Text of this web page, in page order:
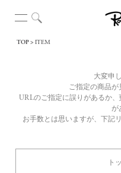
TOP ITEM
大変申
ご指定の商品が
URLのご指定に誤りがあるか
が
お手数とは思いますが、下記
ト